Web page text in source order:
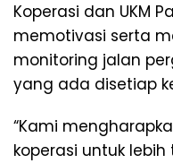
Koperasi dan UKM
memotivasi serta
monitoring jalan
yang ada disetiap
“Kami
koperasi untuk